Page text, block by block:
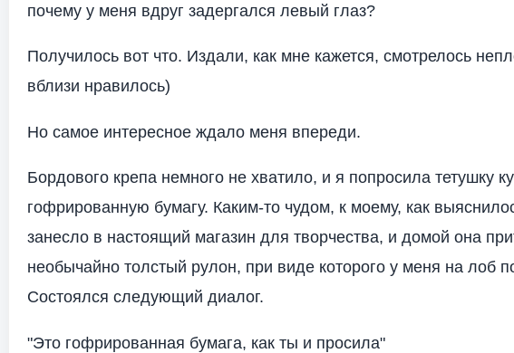
почему у меня вдруг задергался левый глаз?
Получилось вот что. Издали, как мне кажется, смотрелось
вблизи нравилось)
Но самое интересное ждало меня впереди.
Бордового крепа немного не хватило, и я попросила тетушку
гофрированную бумагу. Каким-то чудом, к моему, как
занесло в настоящий магазин для творчества, и домой она
необычайно толстый рулон, при виде которого у меня на лоб
Состоялся следующий диалог.
"Это гофрированная бумага, как ты и просила"